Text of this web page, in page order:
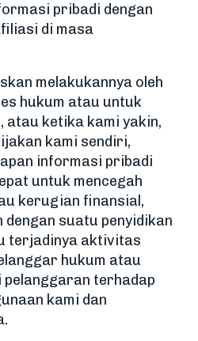
pribadi dengan
di masa
melakukannya oleh
hukum atau untuk
atau ketika kami yakin,
kami sendiri,
informasi pribadi
untuk mencegah
kerugian finansial,
dengan suatu penyidikan
terjadinya aktivitas
hukum atau
pelanggaran terhadap
kami dan